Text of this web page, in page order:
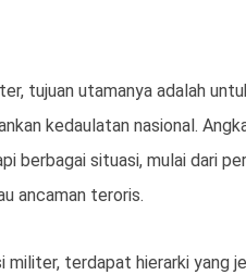
tujuan utamanya adalah
kedaulatan nasional.
berbagai situasi, mulai dari
ancaman teroris.
militer, terdapat hierarki yang